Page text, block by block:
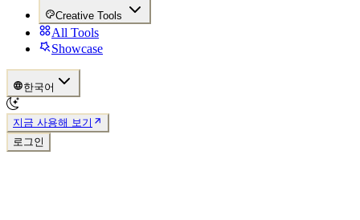
Creative Tools
All Tools
Showcase
한국어
지금 사용해 보기
로그인